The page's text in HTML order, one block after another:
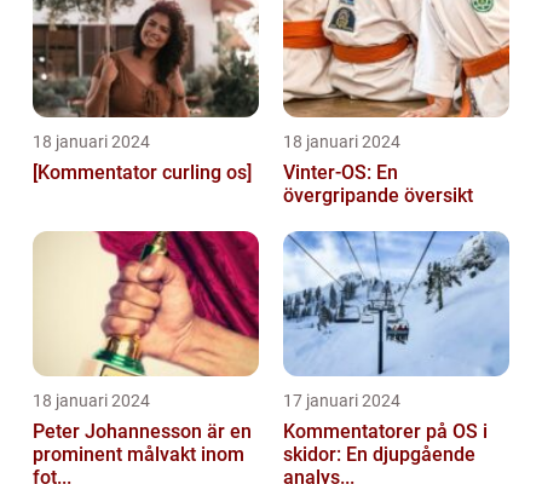
18 januari 2024
[Kommentator curling os]
18 januari 2024
Vinter-OS: En
övergripande översikt
18 januari 2024
Peter Johannesson är en
prominent målvakt inom
fot...
17 januari 2024
Kommentatorer på OS i
skidor: En djupgående
analys...